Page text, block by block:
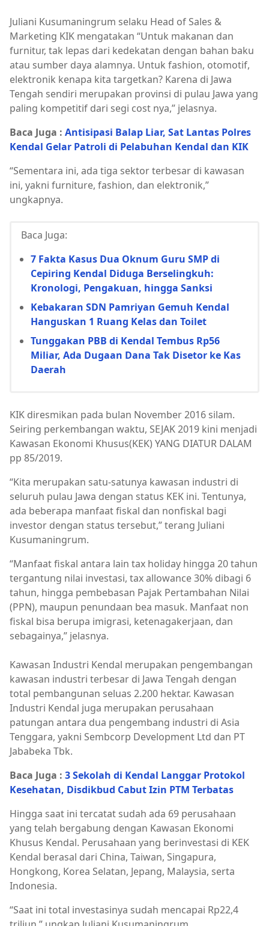
Juliani Kusumaningrum selaku Head of Sales &
Marketing KIK mengatakan “Untuk makanan dan
furnitur, tak lepas dari kedekatan dengan bahan baku
atau sumber daya alamnya. Untuk fashion, otomotif,
elektronik kenapa kita targetkan? Karena di Jawa
Tengah sendiri merupakan provinsi di pulau Jawa yang
paling kompetitif dari segi cost nya,” jelasnya.
Baca Juga : Antisipasi Balap Liar, Sat Lantas Polres
Kendal Gelar Patroli di Pelabuhan Kendal dan KIK
“Sementara ini, ada tiga sektor terbesar di kawasan
ini, yakni furniture, fashion, dan elektronik,”
ungkapnya.
Baca Juga:
7 Fakta Kasus Dua Oknum Guru SMP di
Cepiring Kendal Diduga Berselingkuh:
Kronologi, Pengakuan, hingga Sanksi
Kebakaran SDN Pamriyan Gemuh Kendal
Hanguskan 1 Ruang Kelas dan Toilet
Tunggakan PBB di Kendal Tembus Rp56
Miliar, Ada Dugaan Dana Tak Disetor ke Kas
Daerah
KIK diresmikan pada bulan November 2016 silam.
Seiring perkembangan waktu, SEJAK 2019 kini menjadi
Kawasan Ekonomi Khusus(KEK) YANG DIATUR DALAM
pp 85/2019.
“Kita merupakan satu-satunya kawasan industri di
seluruh pulau Jawa dengan status KEK ini. Tentunya,
ada beberapa manfaat fiskal dan nonfiskal bagi
investor dengan status tersebut,” terang Juliani
Kusumaningrum.
“Manfaat fiskal antara lain tax holiday hingga 20 tahun
tergantung nilai investasi, tax allowance 30% dibagi 6
tahun, hingga pembebasan Pajak Pertambahan Nilai
(PPN), maupun penundaan bea masuk. Manfaat non
fiskal bisa berupa imigrasi, ketenagakerjaan, dan
sebagainya,” jelasnya.
Kawasan Industri Kendal merupakan pengembangan
kawasan industri terbesar di Jawa Tengah dengan
total pembangunan seluas 2.200 hektar. Kawasan
Industri Kendal juga merupakan perusahaan
patungan antara dua pengembang industri di Asia
Tenggara, yakni Sembcorp Development Ltd dan PT
Jababeka Tbk.
Baca Juga : 3 Sekolah di Kendal Langgar Protokol
Kesehatan, Disdikbud Cabut Izin PTM Terbatas
Hingga saat ini tercatat sudah ada 69 perusahaan
yang telah bergabung dengan Kawasan Ekonomi
Khusus Kendal. Perusahaan yang berinvestasi di KEK
Kendal berasal dari China, Taiwan, Singapura,
Hongkong, Korea Selatan, Jepang, Malaysia, serta
Indonesia.
“Saat ini total investasinya sudah mencapai Rp22,4